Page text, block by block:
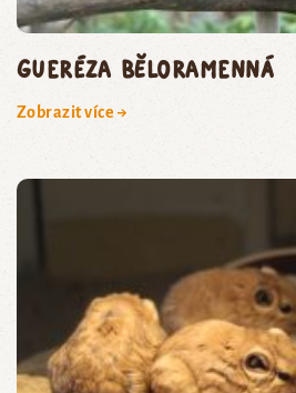
gueréza běloramenná
Zobrazit více →